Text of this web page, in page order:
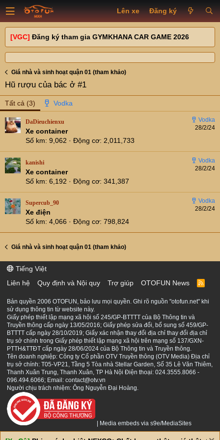
Lên xe Đăng ký
[VGC] Đăng ký tham gia GYMKHANA CAR GAME 2026
Giá nhà và sinh hoạt quận 01 (tham khảo)
Hũ rượu của bác ở #1
Tất cả (3)
28/2/24
DaDieuchienxu
Xe container
Số km 9,062 Động cơ 2,011,733
28/2/24
kanishi
Xe container
Số km 6,192 Động cơ 341,387
28/2/24
Supercub_90
Xe điện
Số km 4,066 Động cơ 798,824
Giá nhà và sinh hoạt quận 01 (tham khảo)
Tiếng Việt
Liên hệ
Quy định và Nội quy Trợ giúp OTOFUN News
R
S
Bản quyền 2006 OTOFUN, bảo lưu mọi quyền. Ghi rõ nguồn "otofun.net" khi
sử dụng thông tin từ website này.
Giấy phép thiết lập mạng xã hội số 245/GP-BTTTT của Bộ Thông tin và
Truyền thông cấp ngày 13/05/2016; Giấy phép sửa đổi, bổ sung số 459/GP-
BTTTT cấp ngày 28/10/2019; Giấy xác nhận thay đổi địa chỉ thay đổi địa chỉ
trụ sở chính trong Giấy phép thiết lập mạng xã hội trên mạng số 137/GXN-
PTTH&TTĐT cấp ngày 28/06/2024 của Bộ Thông tin và Truyền thông.
Tên doanh nghiệp: Công ty Cổ phần OTV Truyền thông (OTV Media) Địa chỉ
trụ sở chính: T05-VP21, Tầng 5 Tòa nhà Stellar Garden, Số 35 Lê Văn Thiêm,
Thanh Xuân Trung, Thanh Xuân, TP Hà Nội Điện thoại: 024.3555.8066 -
096.494.6066; Email: contact@otv.vn
Người chịu trách nhiệm: Ông Nguyễn Đại Hoàng.
Media embeds via s9e/MediaSites